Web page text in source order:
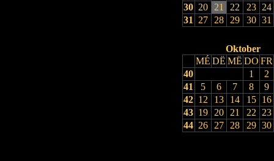
30 20 21 22 23
24
31
27 28 29 30 31
Oktober
MÉ DË MË DO FR
40
1
2
41
5 6 7 8
9
42 12 13 14 15
16
43 19 20 21 22
23
44 26 27 28 29 30